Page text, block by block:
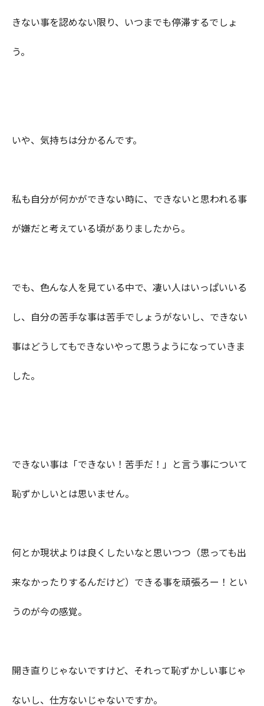
きない事を認めない限り、いつまでも停滞するでしょ
う。
いや、気持ちは分かるんです。
私も自分が何かができない時に、できないと思われる事
が嫌だと考えている頃がありましたから。
でも、色んな人を見ている中で、凄い人はいっぱいいる
し、自分の苦手な事は苦手でしょうがないし、できない
事はどうしてもできないやって思うようになっていきま
した。
できない事は「できない！苦手だ！」と言う事について
恥ずかしいとは思いません。
何とか現状よりは良くしたいなと思いつつ（思っても出
来なかったりするんだけど）できる事を頑張ろー！とい
うのが今の感覚。
開き直りじゃないですけど、それって恥ずかしい事じゃ
ないし、仕方ないじゃないですか。